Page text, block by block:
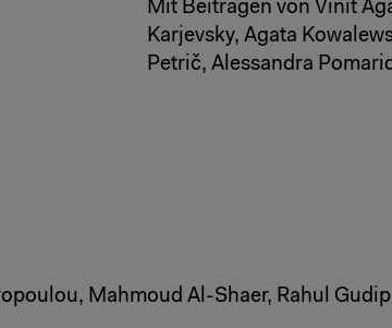
Mit Beiträgen von Vinit
Karjevsky, Agata
Petrič, Alessandra
Mahmoud Al-Shaer, Rahul